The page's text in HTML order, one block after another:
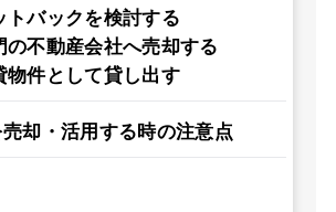
トバックを検討する
の不動産会社へ売却する
物件として貸し出す
却・活用する時の注意点